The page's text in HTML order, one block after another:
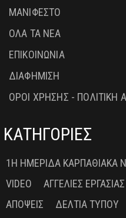
ΜΑΝΙΦΕΣΤΟ
ΟΛΑ ΤΑ ΝΕΑ
ΕΠΙΚΟΙΝΩΝΙΑ
ΔΙΑΦΗΜΙΣΗ
ΟΡΟΙ ΧΡΗΣΗΣ - ΠΟΛΙΤΙΚΗ
ΚΑΤΗΓΟΡΙΕΣ
1Η ΗΜΕΡΊΔΑ ΚΑΡΠΑΘΙΑΚΆ
VIDEO
ΑΓΓΕΛΊΕΣ ΕΡΓΑΣΊΑΣ
ΑΠΌΨΕΙΣ
ΔΕΛΤΊΑ ΤΎΠΟΥ